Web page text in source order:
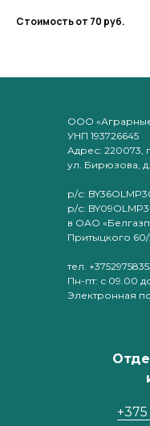
Стоимость от 70 руб.
ООО
УНП 193726645
Адрес: 220073,
ул. Бирюзова,
р/с:
р/с:
в ОАО
Притыцкого 60/
тел.
Пн-пт: с 09.00
Электронная